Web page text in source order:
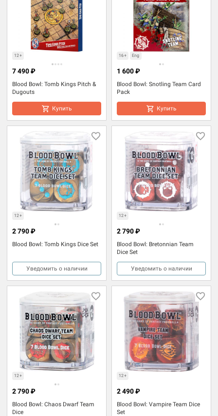
12+
Blood Bowl: Tomb Kings Pitch &
Dugouts
7 490 ₽
Купить
16+ Eng
Blood Bowl: Snotling Team Card
Pack
1 600 ₽
Купить
12+
Blood Bowl: Tomb Kings Dice Set
2 790 ₽
Уведомить о наличии
12+
Blood Bowl: Bretonnian Team
Dice Set
2 790 ₽
Уведомить о наличии
12+
Blood Bowl: Chaos Dwarf Team
Dice
2 790 ₽
12+
Blood Bowl: Vampire Team Dice
Set
2 490 ₽